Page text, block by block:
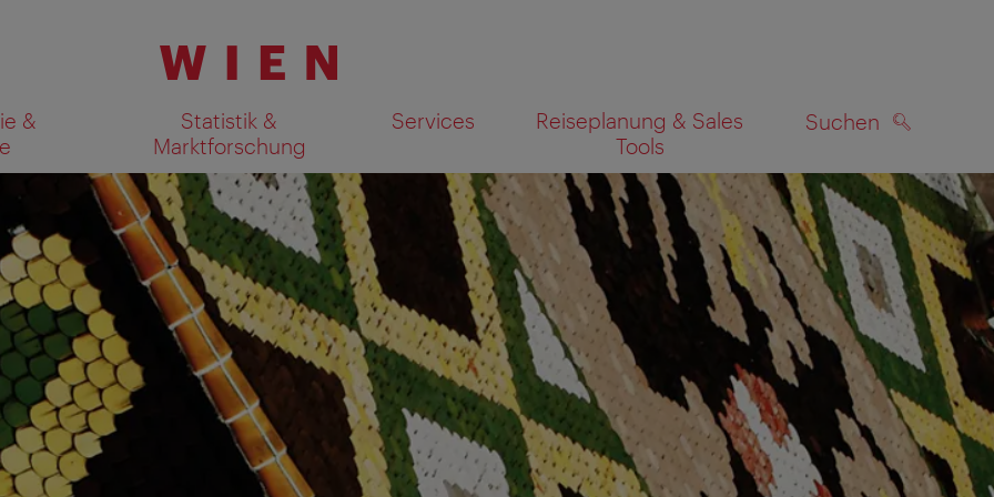
&
Statistik &
Marktforschung
Services
Reiseplanung & Sales
Tools
Suchen
Suchergebnisse auf Karte anzeigen SUCHEN